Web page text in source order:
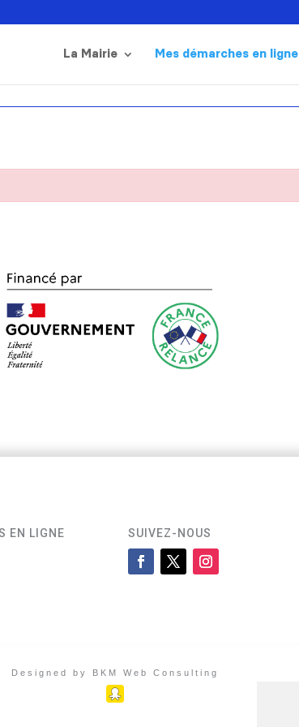
La Mairie Mes démarches en ligne
EN LIGNE SUIVEZ-NOUS
Designed by BKM Web Consulting